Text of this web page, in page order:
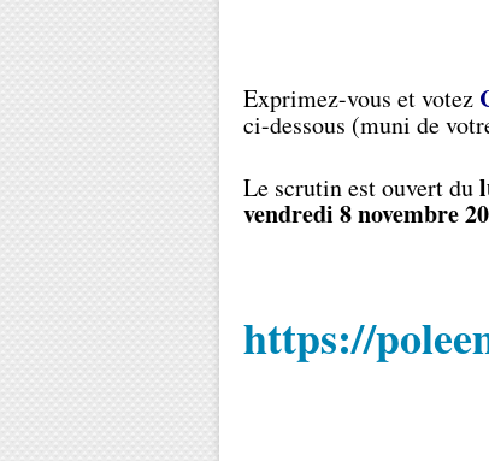
Exprimez-vous et votez
ci-dessous (muni de
Le scrutin est ouvert du
vendredi 8 novembre
https://